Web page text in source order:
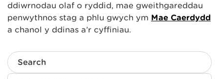
ddiwrnodau olaf o ryddid, mae gweithgareddau
penwythnos stag a phlu gwych ym Mae Caerdydd
a chanol y ddinas a’r cyffiniau.
Search